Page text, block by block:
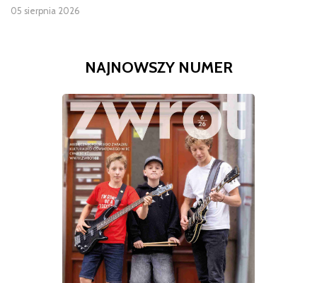
05 sierpnia 2026
NAJNOWSZY NUMER